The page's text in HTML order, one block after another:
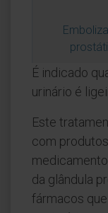
É indicado
urinário é
Este
com
da glândula
fármacos